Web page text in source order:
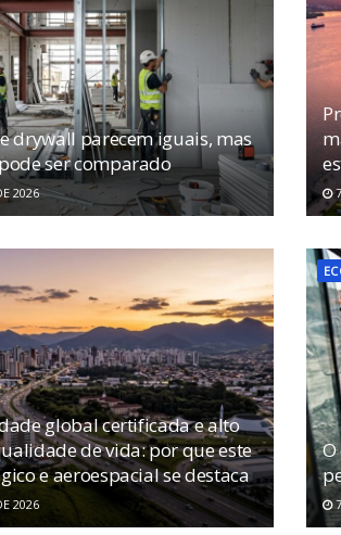
drywall parecem iguais, mas
ser comparado
2026
global certificada e alto
de vida: por que este
e aeroespacial se destaca
2026